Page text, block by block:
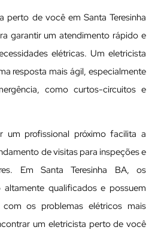
perto de você em Santa Teresinha
garantir um atendimento rápido e
elétricas. Um eletricista
resposta mais ágil, especialmente
como curtos-circuitos e
um profissional próximo facilita a
de visitas para inspeções e
Em Santa Teresinha BA, os
altamente qualificados e possuem
os problemas elétricos mais
um eletricista perto de você